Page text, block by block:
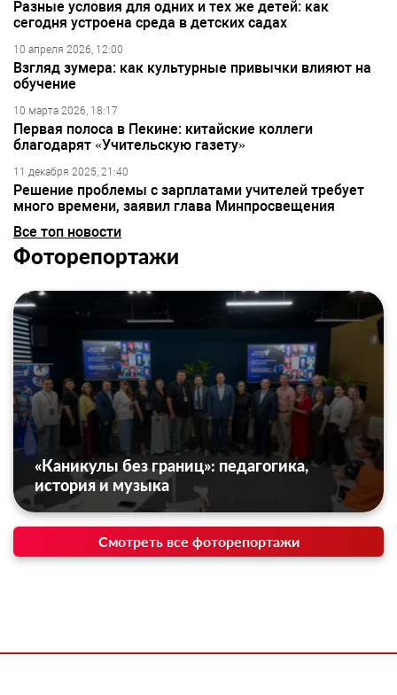
Разные условия для одних и тех же детей: как
сегодня устроена среда в детских садах
10 апреля 2026, 12:00
Взгляд зумера: как культурные привычки влияют на
обучение
10 марта 2026, 18:17
Первая полоса в Пекине: китайские коллеги
благодарят «Учительскую газету»
11 декабря 2025, 21:40
Решение проблемы с зарплатами учителей требует
много времени, заявил глава Минпросвещения
Все топ новости
Фоторепортажи
«Каникулы без границ»: педагогика,
история и музыка
Смотреть все фоторепортажи